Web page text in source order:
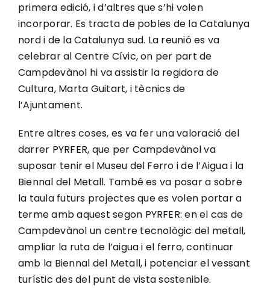
primera edició, i d’altres que s’hi volen
incorporar. Es tracta de pobles de la Catalunya
nord i de la Catalunya sud. La reunió es va
celebrar al Centre Cívic, on per part de
Campdevànol hi va assistir la regidora de
Cultura, Marta Guitart, i tècnics de
l’Ajuntament.
Entre altres coses, es va fer una valoració del
darrer PYRFER, que per Campdevànol va
suposar tenir el Museu del Ferro i de l’Aigua i la
Biennal del Metall. També es va posar a sobre
la taula futurs projectes que es volen portar a
terme amb aquest segon PYRFER: en el cas de
Campdevànol un centre tecnològic del metall,
ampliar la ruta de l’aigua i el ferro, continuar
amb la Biennal del Metall, i potenciar el vessant
turístic des del punt de vista sostenible.